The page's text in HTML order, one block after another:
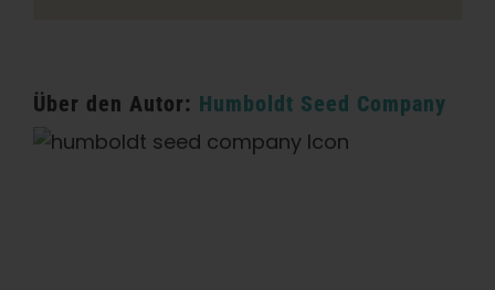
Über den Autor: Humboldt Seed Company